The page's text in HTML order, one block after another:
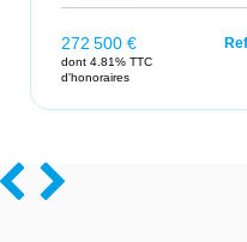
: 793122 147 900 €